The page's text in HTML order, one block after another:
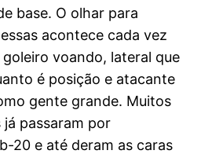
base. O olhar para
acontece cada vez
voando, lateral que
é posição e atacante
gente grande. Muitos
já passaram por
20 e até deram as caras